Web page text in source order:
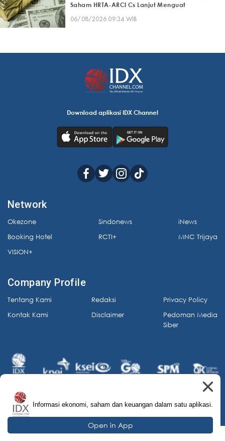
Saham HRTA-ARCI Cs Lanjut Menguat
06/08/2026 09:34 WIB
Download aplikasi IDX Channel
Network
Okezone
Booking Hotel
VISION+
Sindonews
RCTI+
iNews
MNC Trijaya
Company Profile
Tentang Kami
Kontak Kami
Redaksi
Disclaimer
Privacy Policy
Pedoman Media
Siber
© 2026 IDX Channel. All Rights Reserved.
Informasi ekonomi, saham dan keuangan dalam satu aplikasi.
Open in App